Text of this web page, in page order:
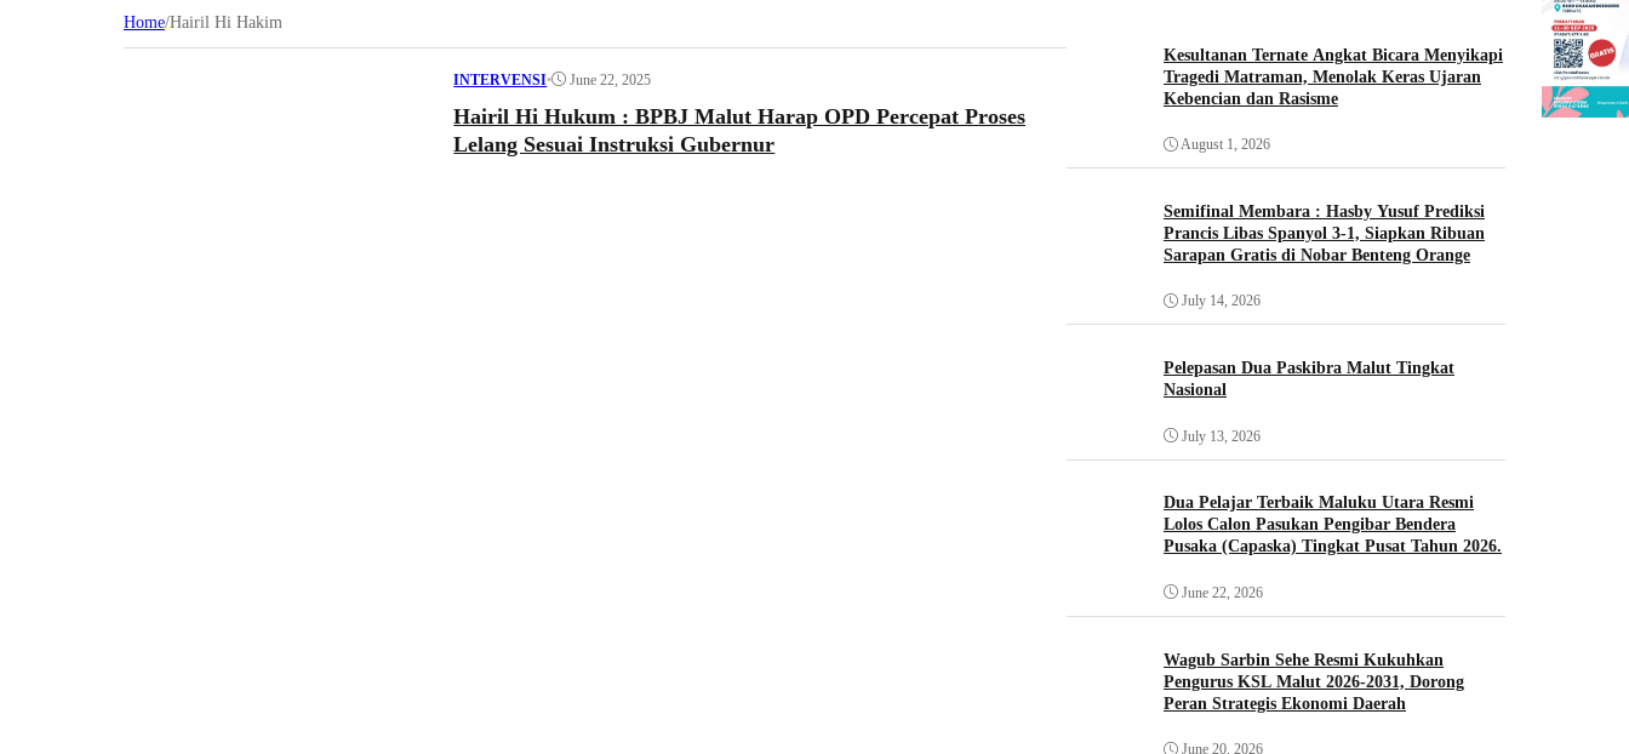
Home/Hairil Hi Hakim
INTERVENSI• June 22, 2025
Hairil Hi Hukum : BPBJ Malut Harap OPD Percepat Proses
Lelang Sesuai Instruksi Gubernur
Kesultanan Ternate Angkat Bicara Menyikapi
Tragedi Matraman, Menolak Keras Ujaran
Kebencian dan Rasisme
August 1, 2026
Semifinal Membara : Hasby Yusuf Prediksi
Prancis Libas Spanyol 3-1, Siapkan Ribuan
Sarapan Gratis di Nobar Benteng Orange
July 14, 2026
Pelepasan Dua Paskibra Malut Tingkat
Nasional
July 13, 2026
Dua Pelajar Terbaik Maluku Utara Resmi
Lolos Calon Pasukan Pengibar Bendera
Pusaka (Capaska) Tingkat Pusat Tahun 2026.
June 22, 2026
Wagub Sarbin Sehe Resmi Kukuhkan
Pengurus KSL Malut 2026-2031, Dorong
Peran Strategis Ekonomi Daerah
June 20, 2026